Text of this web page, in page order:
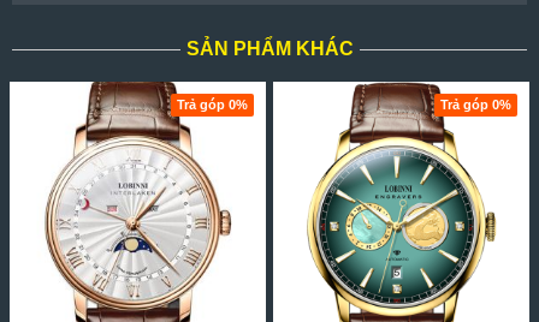
SẢN PHẨM KHÁC
Trả góp 0% Trả góp 0%